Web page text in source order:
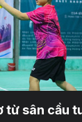
từ sân cầu